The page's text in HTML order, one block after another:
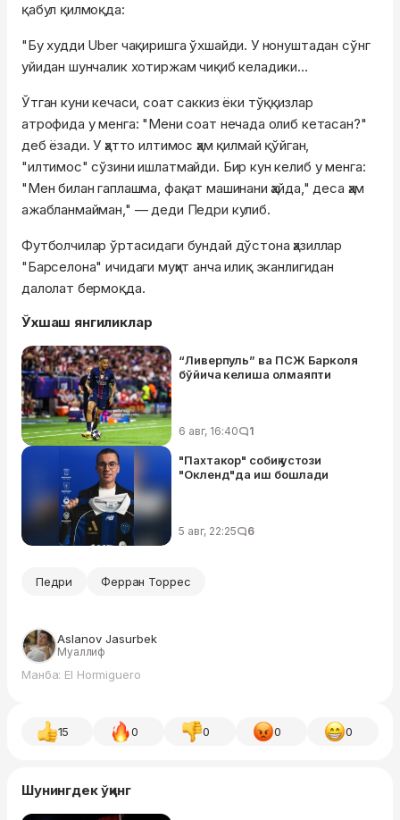
қабул қилмоқда:
"Бу худди Uber чақиришга ўхшайди. У нонуштадан сўнг
уйидан шунчалик хотиржам чиқиб келадики...
Ўтган куни кечаси, соат саккиз ёки тўққизлар
атрофида у менга: "Мени соат нечада олиб кетасан?"
деб ёзади. У ҳатто илтимос ҳам қилмай қўйган,
"илтимос" сўзини ишлатмайди. Бир кун келиб у менга:
"Мен билан гаплашма, фақат машинани ҳайда," деса ҳам
ажабланмайман," — деди Педри кулиб.
Футболчилар ўртасидаги бундай дўстона ҳазиллар
"Барселона" ичидаги муҳит анча илиқ эканлигидан
далолат бермоқда.
Ўхшаш янгиликлар
“Ливерпуль” ва ПСЖ Барколя
бўйича келиша олмаяпти
6 авг, 16:40 1
"Пахтакор" собиқ устози
"Окленд"да иш бошлади
5 авг, 22:25 6
Педри Ферран Торрес
Aslanov Jasurbek
Муаллиф
Манба: El Hormiguero
15 0 0 0 0
Шунингдек ўқинг